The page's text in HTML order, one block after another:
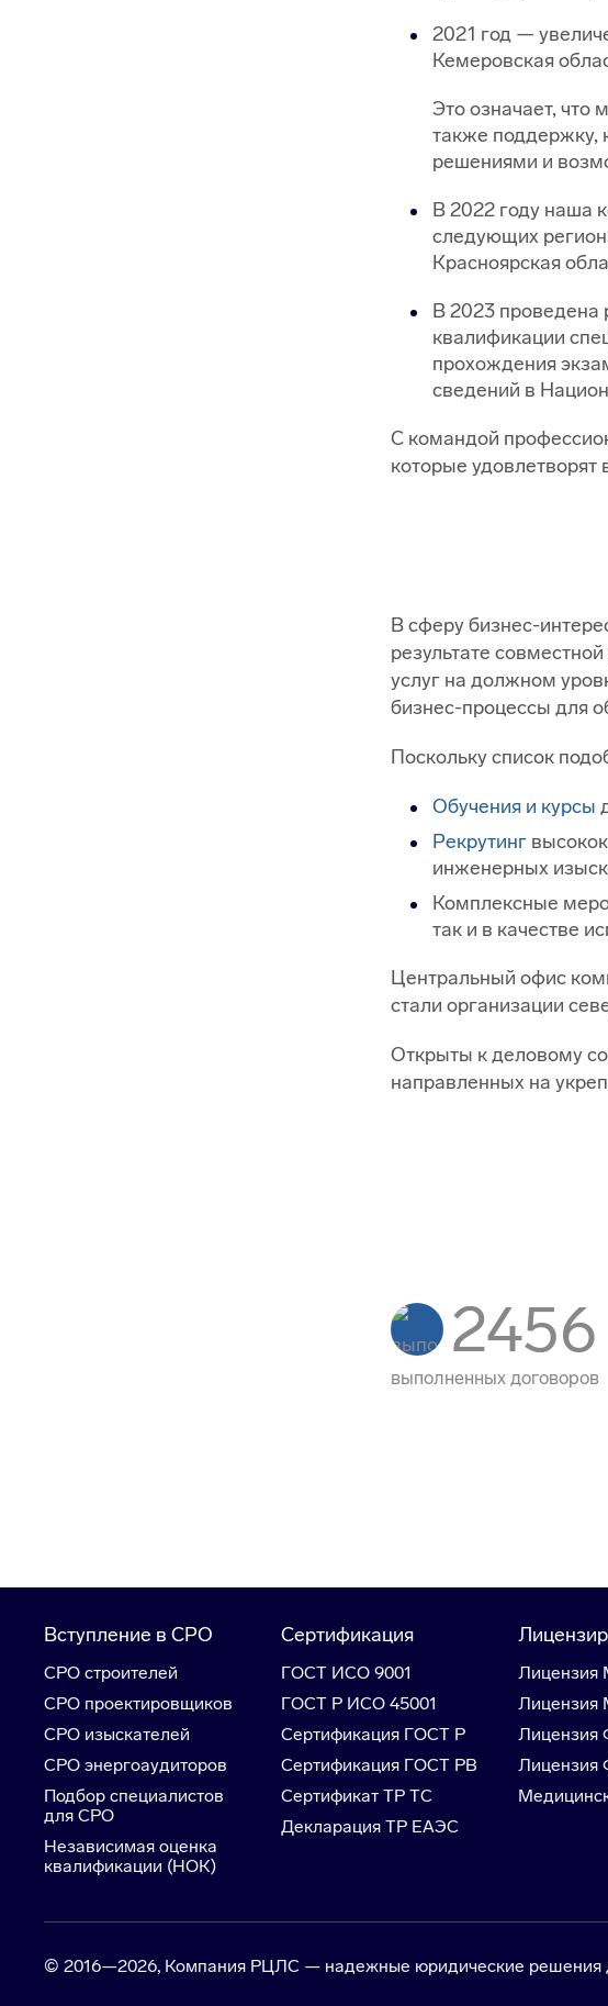
2021 год —
Кемеровская
Это означает, что
также поддержку,
решениями и
В 2022 году наша
следующих
Красноярская
В 2023 проведена
квалификации
прохождения
сведений в
С командой
которые удовлетворят
В сферу бизнес-
результате
услуг на должном
бизнес-процессы для
Поскольку список
Обучения и курсы
Рекрутинг
инженерных
Комплексные
так и в качестве
Центральный офис
стали организации
Открыты к деловому
направленных на
2456
выполненных договоров
Вступление в СРО
СРО строителей
СРО проектировщиков
СРО изыскателей
СРО энергоаудиторов
Подбор специалистов
для СРО
Независимая оценка
квалификации (НОК)
Сертификация
ГОСТ ИСО 9001
ГОСТ Р ИСО 45001
Сертификация ГОСТ Р
Сертификация ГОСТ РВ
Сертификат ТР ТС
Декларация ТР ЕАЭС
Лицензия
© 2016—2026, Компания РЦЛС — надежные юридические решения